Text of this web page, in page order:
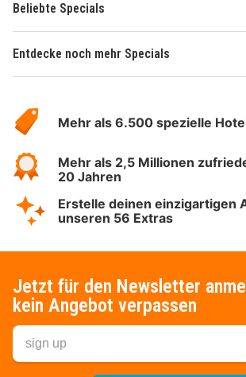
Beliebte Specials
Entdecke noch mehr Specials
Hotelspecials
Mehr als 6.500 spezielle
Mehr als 2,5 Millionen
20 Jahren
Erstelle deinen einzigartigen
unseren 56 Extras
Jetzt für den Newsletter
kein Angebot verpassen